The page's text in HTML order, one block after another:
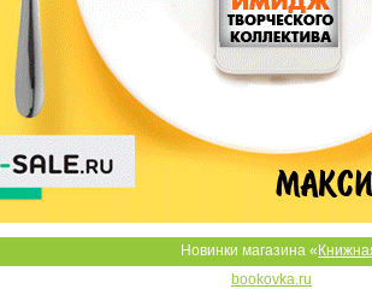
Новинки магазина «
bookovka.ru